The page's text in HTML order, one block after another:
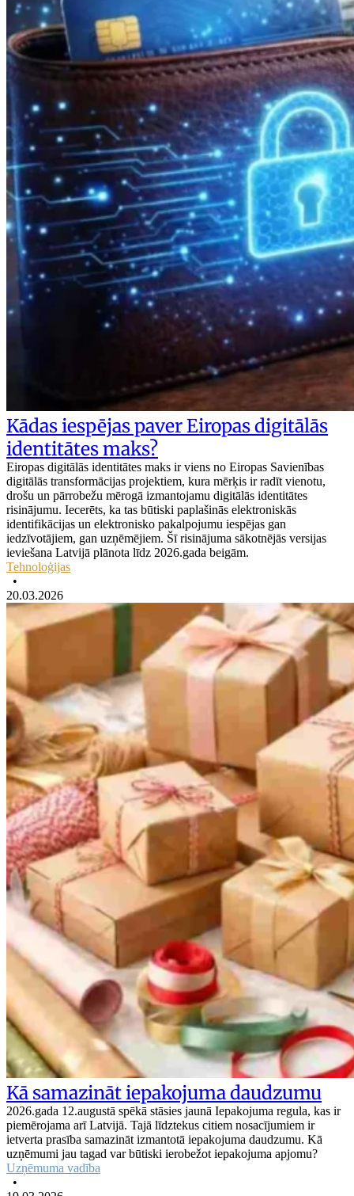
Kādas iespējas paver Eiropas digitālās
identitātes maks?
Eiropas digitālās identitātes maks ir viens no Eiropas Savienības
digitālās transformācijas projektiem, kura mērķis ir radīt vienotu,
drošu un pārrobežu mērogā izmantojamu digitālās identitātes
risinājumu. Iecerēts, ka tas būtiski paplašinās elektroniskās
identifikācijas un elektronisko pakalpojumu iespējas gan
iedzīvotājiem, gan uzņēmējiem. Šī risinājuma sākotnējās versijas
ieviešana Latvijā plānota līdz 2026.gada beigām.
Tehnoloģijas
•
20.03.2026
Kā samazināt iepakojuma daudzumu
2026.gada 12.augustā spēkā stāsies jaunā Iepakojuma regula, kas ir
piemērojama arī Latvijā. Tajā līdztekus citiem nosacījumiem ir
ietverta prasība samazināt izmantotā iepakojuma daudzumu. Kā
uzņēmumi jau tagad var būtiski ierobežot iepakojuma apjomu?
Uzņēmuma vadība
•